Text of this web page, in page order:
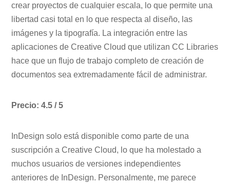
crear proyectos de cualquier escala, lo que permite una
libertad casi total en lo que respecta al diseño, las
imágenes y la tipografía. La integración entre las
aplicaciones de Creative Cloud que utilizan CC Libraries
hace que un flujo de trabajo completo de creación de
documentos sea extremadamente fácil de administrar.
Precio: 4.5 / 5
InDesign solo está disponible como parte de una
suscripción a Creative Cloud, lo que ha molestado a
muchos usuarios de versiones independientes
anteriores de InDesign. Personalmente, me parece